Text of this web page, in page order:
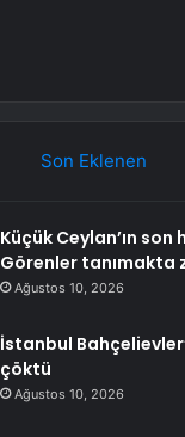
Son Eklenen
Küçük Ceylan’ın
Görenler tanımakta
Ağustos 10, 2026
İstanbul
çöktü
Ağustos 10, 2026